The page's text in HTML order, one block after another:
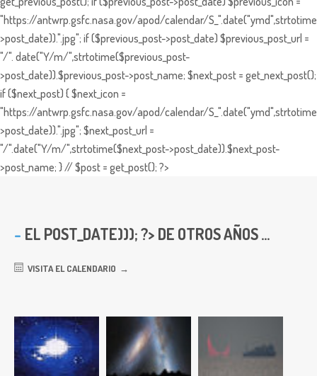
"https://antwrp.gsfc.nasa.gov/apod/calendar/
>post_date)).".jpg"; if ($previous_post->post_date) $previous_post_url =
"/". date("Y/m/",strtotime($previous_post-
>post_date)).$previous_post->post_name; $next_post = get_next_post();
if ($next_post) { $next_icon =
"https://antwrp.gsfc.nasa.gov/apod/calendar/
>post_date)).".jpg"; $next_post_url =
"/".date("Y/m/",strtotime($next_post->post_date)).$next_post-
>post_name; } // $post = get_post(); ?>
EL POST_DATE))); ?> DE OTROS AÑOS ...
VISITA EL CALENDARIO